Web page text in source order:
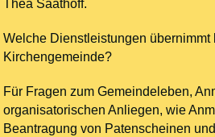
Thea Saathoff.
Welche Dienstleistungen
Kirchengemeinde?
Für Fragen zum Gemeindeleben,
organisatorischen Anliegen, wie
Beantragung von Patenscheinen